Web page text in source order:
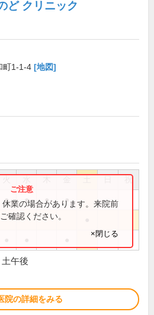
ど クリニック
町1-1-4 [地図]
祝
● ● ● ●
業の場合があります。来院前
確認ください。
×閉じる
午後
院の詳細をみる